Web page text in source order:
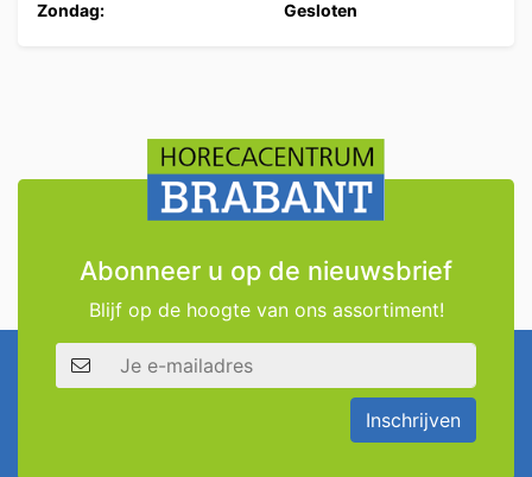
Zondag:
Gesloten
Abonneer u op de nieuwsbrief
Blijf op de hoogte van ons assortiment!
E-mailadres
Inschrijven